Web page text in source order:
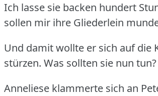
Ich lasse sie backen hundert
sollen mir ihre Gliederlein
Und damit wollte er sich auf die
stürzen. Was sollten sie nun tun?
Anneliese klammerte sich an